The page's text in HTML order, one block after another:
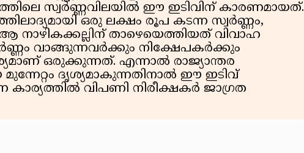
സ്വർണ്ണവിലയിൽ ഈ ഇടിവിന് കാരണമായത്.
ഒരു ലക്ഷം രൂപ കടന്ന സ്വർണ്ണം,
നാഴികക്കല്ലിന് താഴെയെത്തിയത് വിവാഹ
വാങ്ങുന്നവർക്കും നിക്ഷേപകർക്കും
ഒരുക്കുന്നത്. എന്നാൽ രാജ്യാന്തര
മുന്നേറ്റം ദൃശ്യമാകുന്നതിനാൽ ഈ ഇടിവ്
വിപണി നിരീക്ഷകർ ജാഗ്രത